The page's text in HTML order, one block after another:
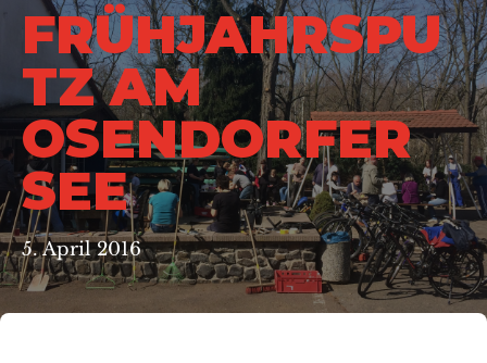
FRÜHJAHRSPU
TZ AM
OSENDORFER
SEE
5. April 2016